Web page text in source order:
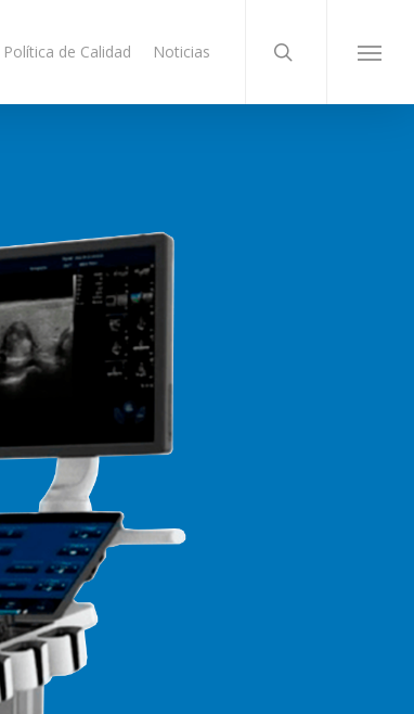
Política de Calidad Noticias Menu